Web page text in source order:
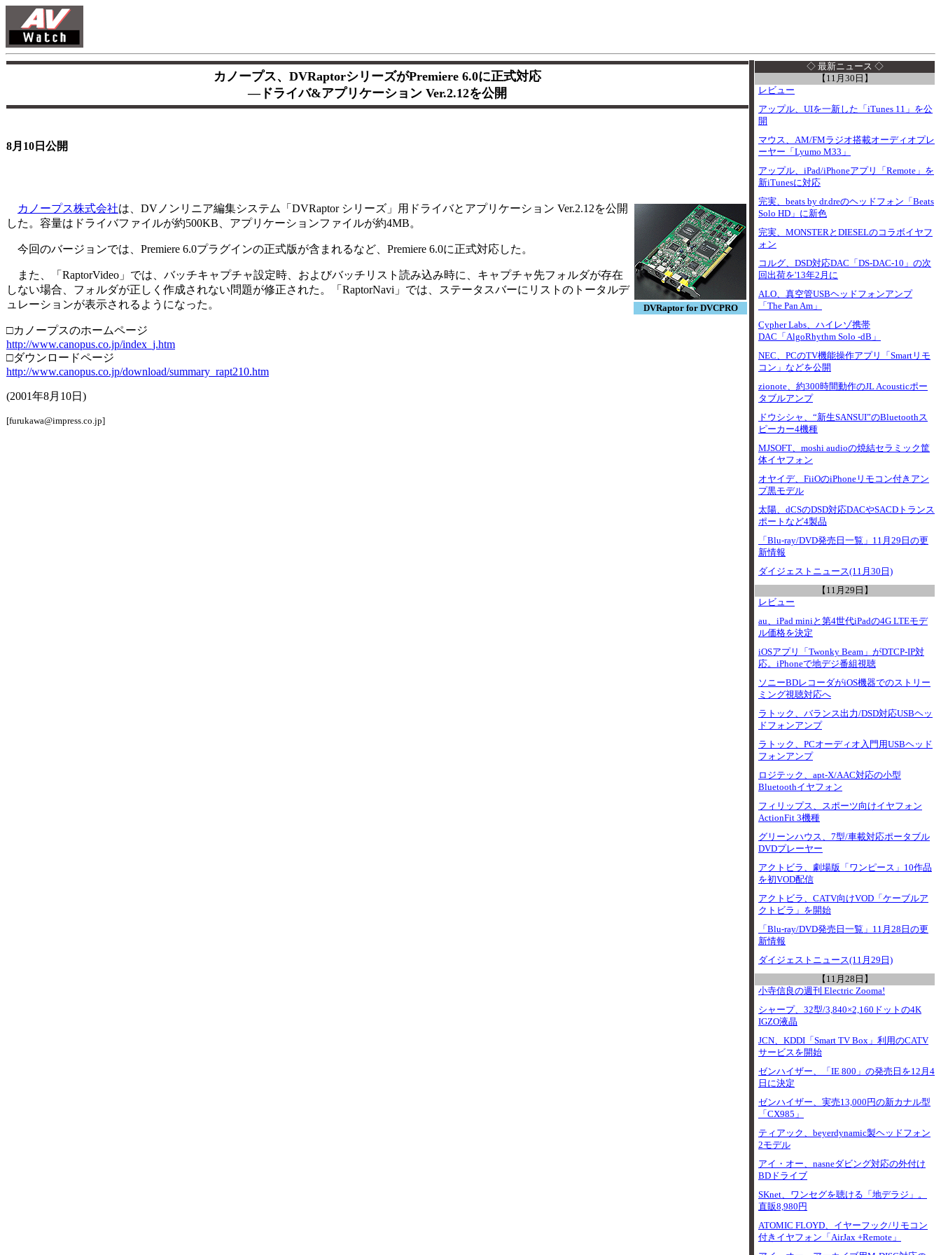
カノープス、DVRaptorシリーズがPremiere 6.0に正式対応
―ドライバ&アプリケーション Ver.2.12を公開
8月10日公開
DVRaptor for DVCPRO
カノープス株式会社は、DVノンリニア編集システム「DVRaptor シリーズ」用ドライバとアプリケーション Ver.2.12を公開
した。容量はドライバファイルが約500KB、アプリケーションファイルが約4MB。
今回のバージョンでは、Premiere 6.0プラグインの正式版が含まれるなど、Premiere 6.0に正式対応した。
また、「RaptorVideo」では、バッチキャプチャ設定時、およびバッチリスト読み込み時に、キャプチャ先フォルダが存在
しない場合、フォルダが正しく作成されない問題が修正された。「RaptorNavi」では、ステータスバーにリストのトータルデ
ュレーションが表示されるようになった。
□カノープスのホームページ
http://www.canopus.co.jp/index_j.htm
□ダウンロードページ
http://www.canopus.co.jp/download/summary_rapt210.htm
(2001年8月10日)
[furukawa@impress.co.jp]
◇ 最新ニュース ◇
【11月30日】
レビュー
アップル、UIを一新した「iTunes 11」を公
開
マウス、AM/FMラジオ搭載オーディオプレ
ーヤー「Lyumo M33」
アップル、iPad/iPhoneアプリ「Remote」を
新iTunesに対応
完実、beats by dr.dreのヘッドフォン「Beats
Solo HD」に新色
完実、MONSTERとDIESELのコラボイヤフ
ォン
コルグ、DSD対応DAC「DS-DAC-10」の次
回出荷を'13年2月に
ALO、真空管USBヘッドフォンアンプ
「The Pan Am」
Cypher Labs、ハイレゾ携帯
DAC「AlgoRhythm Solo -dB」
NEC、PCのTV機能操作アプリ「Smartリモ
コン」などを公開
zionote、約300時間動作のJL Acousticポー
タブルアンプ
ドウシシャ、“新生SANSUI”のBluetoothス
ピーカー4機種
MJSOFT、moshi audioの焼結セラミック筐
体イヤフォン
オヤイデ、FiiOのiPhoneリモコン付きアン
プ黒モデル
太陽、dCSのDSD対応DACやSACDトランス
ポートなど4製品
「Blu-ray/DVD発売日一覧」11月29日の更
新情報
ダイジェストニュース(11月30日)
【11月29日】
レビュー
au、iPad miniと第4世代iPadの4G LTEモデ
ル価格を決定
iOSアプリ「Twonky Beam」がDTCP-IP対
応。iPhoneで地デジ番組視聴
ソニーBDレコーダがiOS機器でのストリー
ミング視聴対応へ
ラトック、バランス出力/DSD対応USBヘッ
ドフォンアンプ
ラトック、PCオーディオ入門用USBヘッド
フォンアンプ
ロジテック、apt-X/AAC対応の小型
Bluetoothイヤフォン
フィリップス、スポーツ向けイヤフォン
ActionFit 3機種
グリーンハウス、7型/車載対応ポータブル
DVDプレーヤー
アクトビラ、劇場版「ワンピース」10作品
を初VOD配信
アクトビラ、CATV向けVOD「ケーブルア
クトビラ」を開始
「Blu-ray/DVD発売日一覧」11月28日の更
新情報
ダイジェストニュース(11月29日)
【11月28日】
小寺信良の週刊 Electric Zooma!
シャープ、32型/3,840×2,160ドットの4K
IGZO液晶
JCN、KDDI「Smart TV Box」利用のCATV
サービスを開始
ゼンハイザー、「IE 800」の発売日を12月4
日に決定
ゼンハイザー、実売13,000円の新カナル型
「CX985」
ティアック、beyerdynamic製ヘッドフォン
2モデル
アイ・オー、nasneダビング対応の外付け
BDドライブ
SKnet、ワンセグを聴ける「地デラジ」。
直販8,980円
ATOMIC FLOYD、イヤーフック/リモコン
付きイヤフォン「AirJax +Remote」